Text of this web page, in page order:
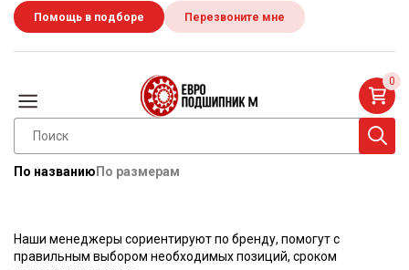
Помощь в подборе Перезвоните мне
По названию По размерам
0
Наши менеджеры сориентируют по бренду, помогут с
правильным выбором необходимых позиций, сроком